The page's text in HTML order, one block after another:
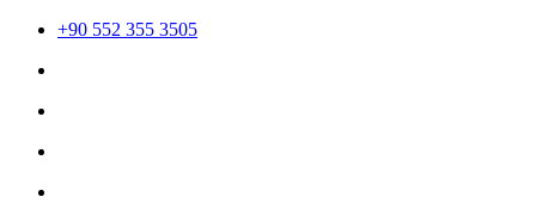
+90 552 355 3505